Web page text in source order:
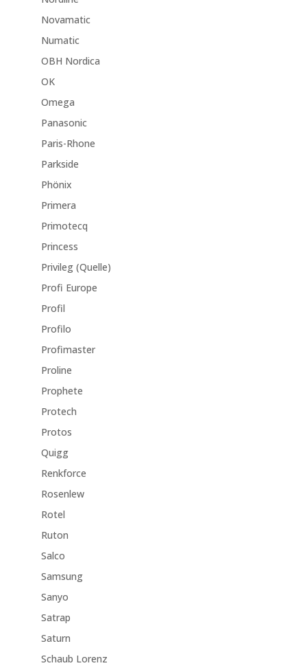
Novamatic
Numatic
OBH Nordica
OK
Omega
Panasonic
Paris-Rhone
Parkside
Phönix
Primera
Primotecq
Princess
Privileg (Quelle)
Profi Europe
Profil
Profilo
Profimaster
Proline
Prophete
Protech
Protos
Quigg
Renkforce
Rosenlew
Rotel
Ruton
Salco
Samsung
Sanyo
Satrap
Saturn
Schaub Lorenz